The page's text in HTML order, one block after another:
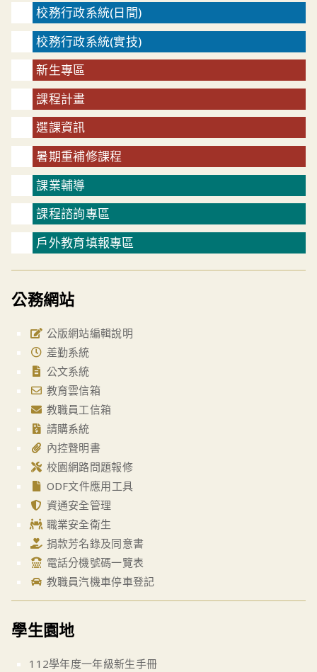
校務行政系統(日間)
校務行政系統(實技)
新生專區
課程計畫
選課資訊
暑期重補修課程
課業輔導
課程諮詢專區
戶外教育填報專區
公務網站
公版網站編輯說明
差勤系統
公文系統
教育雲信箱
教職員工信箱
請購系統
內控聲明書
校園網路問題報修
ODF文件應用工具
資通安全管理
職業安全衛生
捐款芳名錄及同意書
電話分機號碼一覽表
教職員汽機車停車登記
學生園地
112學年度一年級新生手冊